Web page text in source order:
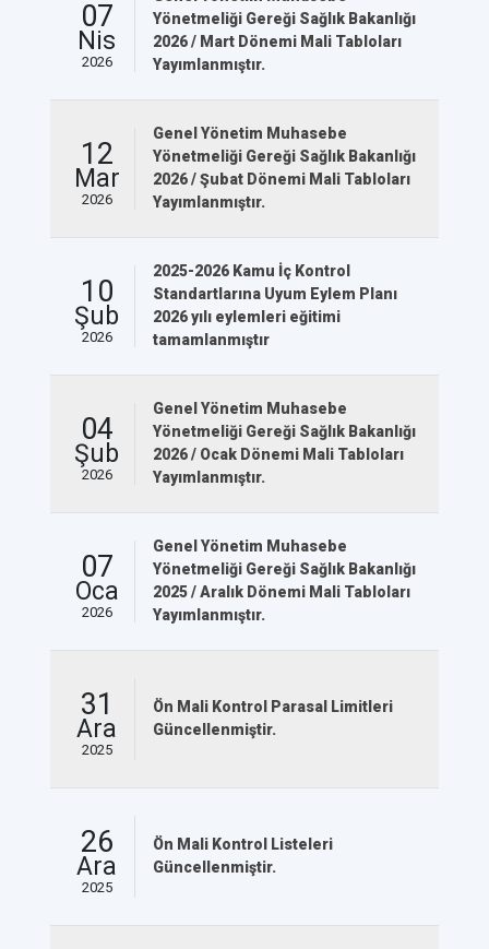
07
Nis
2026
Yönetmeliği Gereği Sağlık Bakanlığı
2026 / Mart Dönemi Mali Tabloları
Yayımlanmıştır.
12
Mar
2026
Genel Yönetim Muhasebe
Yönetmeliği Gereği Sağlık Bakanlığı
2026 / Şubat Dönemi Mali Tabloları
Yayımlanmıştır.
10
Şub
2026
2025-2026 Kamu İç Kontrol
Standartlarına Uyum Eylem Planı
2026 yılı eylemleri eğitimi
tamamlanmıştır
04
Şub
2026
Genel Yönetim Muhasebe
Yönetmeliği Gereği Sağlık Bakanlığı
2026 / Ocak Dönemi Mali Tabloları
Yayımlanmıştır.
07
Oca
2026
Genel Yönetim Muhasebe
Yönetmeliği Gereği Sağlık Bakanlığı
2025 / Aralık Dönemi Mali Tabloları
Yayımlanmıştır.
31
Ara
2025
Ön Mali Kontrol Parasal Limitleri
Güncellenmiştir.
26
Ara
2025
Ön Mali Kontrol Listeleri
Güncellenmiştir.